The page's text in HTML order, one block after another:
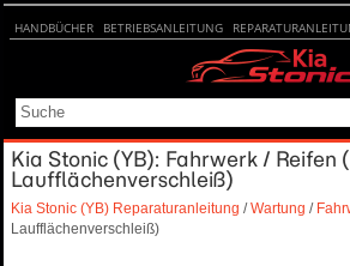
HANDBÜCHER BETRIEBSANLEITUNG
Kia Stonic (YB): Fahrwerk / Reifen
Laufflächenverschleiß)
Kia Stonic (YB) Reparaturanleitung /Wartung /
Laufflächenverschleiß)